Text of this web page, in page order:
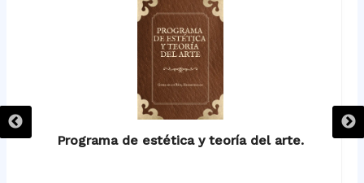
Programa de estética y teoría del arte.